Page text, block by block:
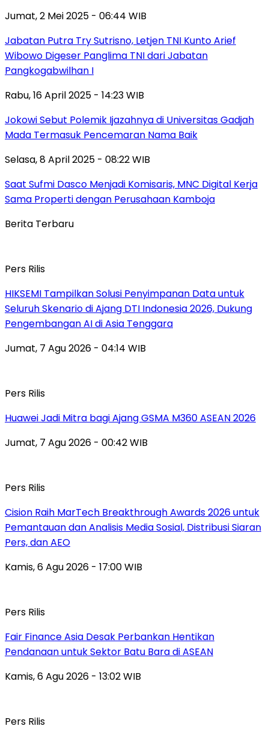
Jumat, 2 Mei 2025 - 06:44 WIB
Jabatan Putra Try Sutrisno, Letjen TNI Kunto Arief
Wibowo Digeser Panglima TNI dari Jabatan
Pangkogabwilhan I
Rabu, 16 April 2025 - 14:23 WIB
Jokowi Sebut Polemik Ijazahnya di Universitas Gadjah
Mada Termasuk Pencemaran Nama Baik
Selasa, 8 April 2025 - 08:22 WIB
Saat Sufmi Dasco Menjadi Komisaris, MNC Digital Kerja
Sama Properti dengan Perusahaan Kamboja
Berita Terbaru
Pers Rilis
HIKSEMI Tampilkan Solusi Penyimpanan Data untuk
Seluruh Skenario di Ajang DTI Indonesia 2026, Dukung
Pengembangan AI di Asia Tenggara
Jumat, 7 Agu 2026 - 04:14 WIB
Pers Rilis
Huawei Jadi Mitra bagi Ajang GSMA M360 ASEAN 2026
Jumat, 7 Agu 2026 - 00:42 WIB
Pers Rilis
Cision Raih MarTech Breakthrough Awards 2026 untuk
Pemantauan dan Analisis Media Sosial, Distribusi Siaran
Pers, dan AEO
Kamis, 6 Agu 2026 - 17:00 WIB
Pers Rilis
Fair Finance Asia Desak Perbankan Hentikan
Pendanaan untuk Sektor Batu Bara di ASEAN
Kamis, 6 Agu 2026 - 13:02 WIB
Pers Rilis